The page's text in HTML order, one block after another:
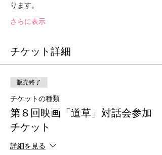
ります。
さらに表示
チケット詳細
販売終了
チケットの種類
第８回映画「道草」対話会参加
チケット
詳細を見る